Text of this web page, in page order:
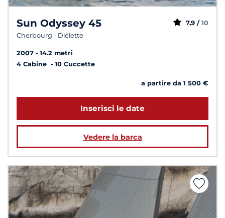
Sun Odyssey 45
Cherbourg - Diélette
7,9 / 10
2007
14.2 metri
4 Cabine
10 Cuccette
a partire da 1 500 €
Inserisci le date
Vedere la barca